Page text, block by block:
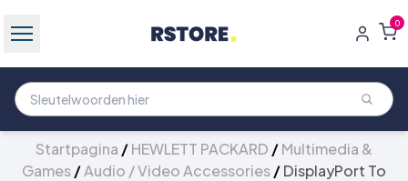
0
Startpagina /HEWLETT PACKARD /Multimedia &
Games/Audio / Video Accessories/DisplayPort To